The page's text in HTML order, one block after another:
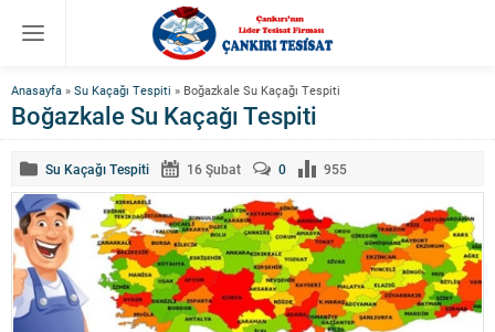
Anasayfa » Su Kaçağı Tespiti » Boğazkale Su Kaçağı Tespiti
Boğazkale Su Kaçağı Tespiti
Su Kaçağı Tespiti 16 Şubat 0 955